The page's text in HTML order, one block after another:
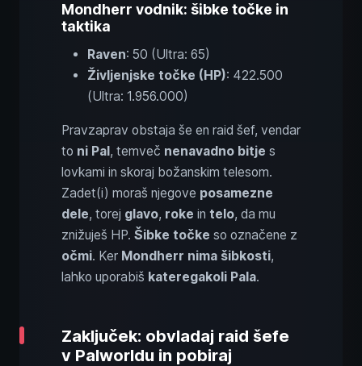
Mondherr vodnik: šibke točke in
taktika
Raven: 50 (Ultra: 65)
Življenjske točke (HP): 422.500
(Ultra: 1.956.000)
Pravzaprav obstaja še en raid šef, vendar
to ni Pal, temveč nenavadno bitje s
lovkami in skoraj božanskim telesom.
Zadet(i) moraš njegove posamezne
dele, torej glavo, roke in telo, da mu
znižuješ HP. Šibke točke so označene z
očmi. Ker Mondherr nima šibkosti,
lahko uporabiš kateregakoli Pala.
Zaključek: obvladaj raid šefe
v Palworldu in pobiraj